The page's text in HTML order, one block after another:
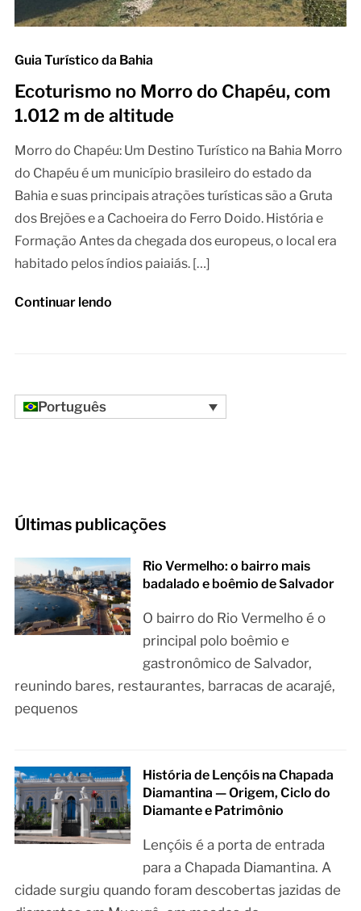
Guia Turístico da Bahia
Ecoturismo no Morro do Chapéu, com
1.012 m de altitude
Morro do Chapéu: Um Destino Turístico na Bahia Morro
do Chapéu é um município brasileiro do estado da
Bahia e suas principais atrações turísticas são a Gruta
dos Brejões e a Cachoeira do Ferro Doido. História e
Formação Antes da chegada dos europeus, o local era
habitado pelos índios paiaiás. […]
Continuar lendo
Português
Últimas publicações
Rio Vermelho: o bairro mais
badalado e boêmio de Salvador
O bairro do Rio Vermelho é o
principal polo boêmio e
gastronômico de Salvador,
reunindo bares, restaurantes, barracas de acarajé,
pequenos
História de Lençóis na Chapada
Diamantina — Origem, Ciclo do
Diamante e Patrimônio
Lençóis é a porta de entrada
para a Chapada Diamantina. A
cidade surgiu quando foram descobertas jazidas de